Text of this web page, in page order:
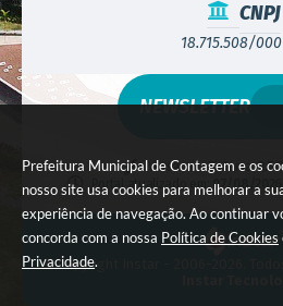
Prefeitura Municipal de Contagem e os
nosso site usa cookies para melhorar a
experiência de navegação. Ao continuar
concorda com a nossa Política de Cookies
Privacidade.
CNPJ
18.715.508/
Versão do Sistema:
Portal atualizado em:
07/08/2026
NEWSLETTER
© Copyright Instar - 2006-2026.